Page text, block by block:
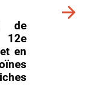
de
12e
en
Voir
plus